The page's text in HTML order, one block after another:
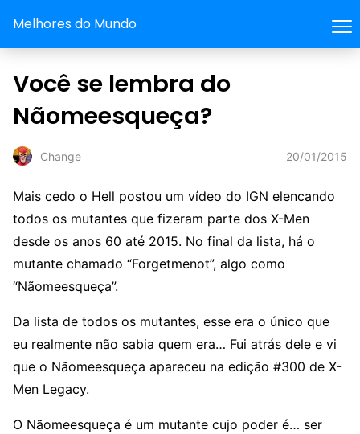
Melhores do Mundo
Você se lembra do
Nãomeesqueça?
Change 20/01/2015
Mais cedo o Hell postou um vídeo do IGN elencando
todos os mutantes que fizeram parte dos X-Men
desde os anos 60 até 2015. No final da lista, há o
mutante chamado “Forgetmenot”, algo como
“Nãomeesqueça”.
Da lista de todos os mutantes, esse era o único que
eu realmente não sabia quem era… Fui atrás dele e vi
que o Nãomeesqueça apareceu na edição #300 de X-
Men Legacy.
O Nãomeesqueça é um mutante cujo poder é… ser